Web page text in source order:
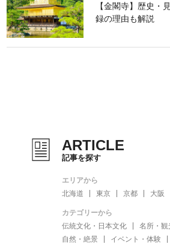
【金閣寺】歴史・
録の理由も解説
ARTICLE
記事を探す
エリアから
北海道
東京 京都 大阪
カテゴリーから
伝統文化・日本文化
名所・観
自然・絶景
イベント・体験